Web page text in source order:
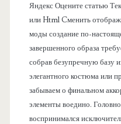
Яндекс Оцените статью
или Html Cменить
моды создание по-
завершенного образа
собрав безупречную базу
элегантного костюма или
забываем о финальном
элементы воедино.
воспринимался